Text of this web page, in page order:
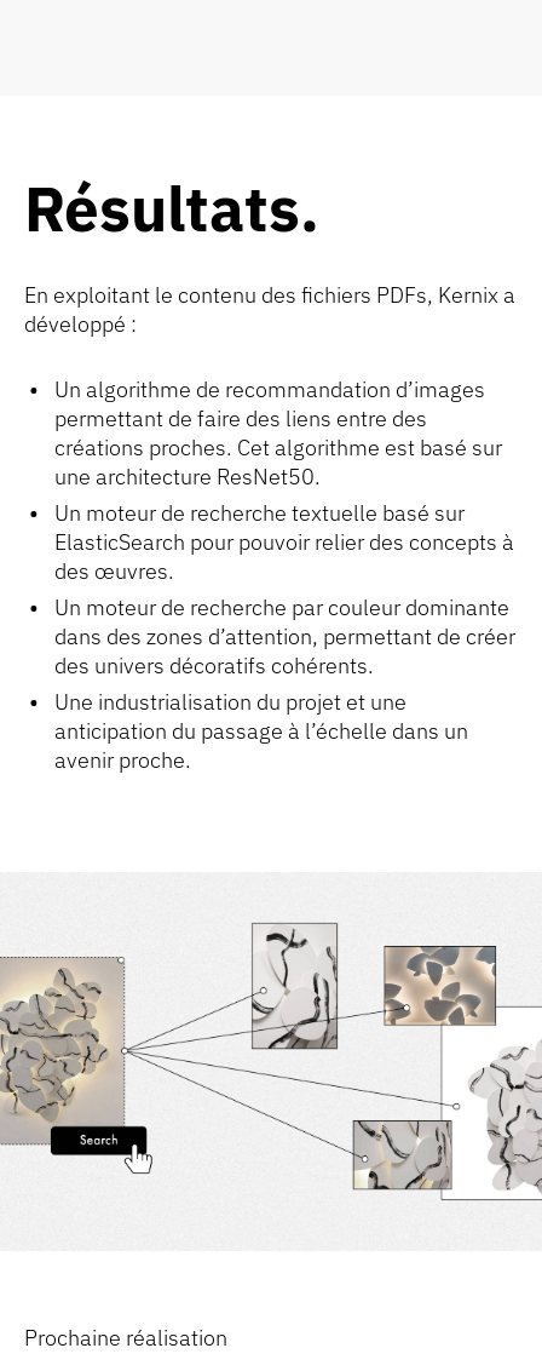
Résultats
En exploitant le contenu des fichiers PDFs, Kernix a
développé :
Un algorithme de recommandation d’images
permettant de faire des liens entre des
créations proches. Cet algorithme est basé sur
une architecture ResNet50.
Un moteur de recherche textuelle basé sur
ElasticSearch pour pouvoir relier des concepts à
des œuvres.
Un moteur de recherche par couleur dominante
dans des zones d’attention, permettant de créer
des univers décoratifs cohérents.
Une industrialisation du projet et une
anticipation du passage à l’échelle dans un
avenir proche.
Prochaine réalisation